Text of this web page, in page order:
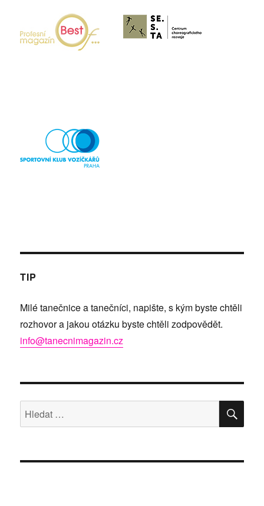
TIP
Milé tanečnice a tanečníci, napište, s kým byste chtěli
rozhovor a jakou otázku byste chtěli zodpovědět.
info@tanecnimagazin.cz
Hledat: